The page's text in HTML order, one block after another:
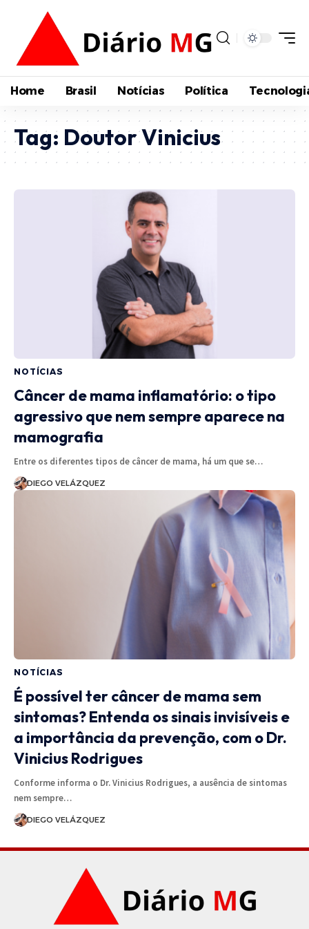
Home Brasil Notícias Política
Tag: Doutor Vinicius
NOTÍCIAS
Câncer de mama inflamatório: o tipo
agressivo que nem sempre aparece na
mamografia
Entre os diferentes tipos de câncer de mama, há um que se…
DIEGO VELÁZQUEZ
NOTÍCIAS
É possível ter câncer de mama sem
sintomas? Entenda os sinais invisíveis e
a importância da prevenção, com o Dr.
Vinicius Rodrigues
Conforme informa o Dr. Vinicius Rodrigues, a ausência de sintomas
nem sempre…
DIEGO VELÁZQUEZ